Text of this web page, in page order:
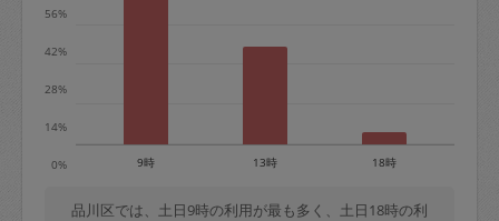
0%
14%
28%
42%
56%
9時 13時 18時
品川区では、土日9時の利用が最も多く、土日18時の利